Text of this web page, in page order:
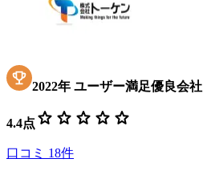
2022年 ユーザー満足優良会社
4.4点 star star star star star
口コミ 18件